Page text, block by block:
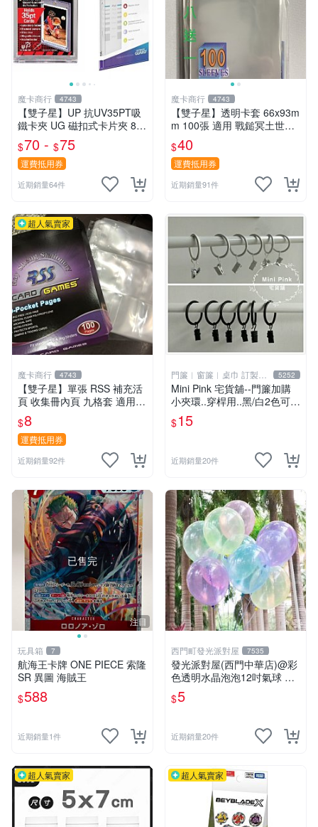
魔卡商行 4743
【雙子星】UP 抗UV35PT吸
鐵卡夾 UG 磁扣式卡片夾 81
575-UV 適用 球員卡 卡磚 摩
天巔峰 蒼空烈流
$70 - $75
運費抵用券
近期銷量64件
魔卡商行 4743
【雙子星】透明卡套 66x93m
m 100張 適用 戰鎚冥土世界
希德塔 卡片 第1層
$40
運費抵用券
近期銷量91件
超人氣賣家
魔卡商行 4743
【雙子星】單張 RSS 補充活
頁 收集冊內頁 九格套 適用 P
TCG ws 鋼彈 迪士尼 柯南 哥
吉拉
$8
運費抵用券
近期銷量92件
門簾︱窗簾︱桌巾 訂製販
售
5252
Mini Pink 宅貨舖--門簾加購
小夾環..穿桿用..黑/白2色可選
【K000】不單獨販售
$15
近期銷量20件
注目
已售完
玩具箱 7
航海王卡牌 ONE PIECE 索隆
SR 異圖 海賊王
$588
近期銷量1件
西門町發光派對屋 7535
發光派對屋(西門中華店)@彩
色透明水晶泡泡12吋氣球 透
明彩色氣球
$5
近期銷量20件
超人氣賣家 超人氣賣家